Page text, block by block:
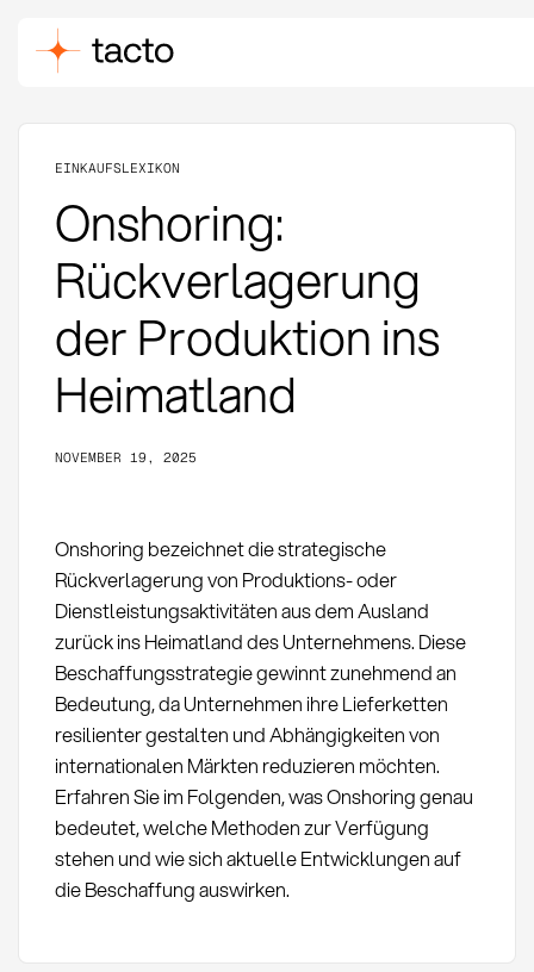
EINKAUFSLEXIKON
Onshoring:
Rückverlagerung
der Produktion ins
Heimatland
NOVEMBER 19, 2025
Onshoring bezeichnet die strategische
Rückverlagerung von Produktions- oder
Dienstleistungsaktivitäten aus dem Ausland
zurück ins Heimatland des Unternehmens. Diese
Beschaffungsstrategie gewinnt zunehmend an
Bedeutung, da Unternehmen ihre Lieferketten
resilienter gestalten und Abhängigkeiten von
internationalen Märkten reduzieren möchten.
Erfahren Sie im Folgenden, was Onshoring genau
bedeutet, welche Methoden zur Verfügung
stehen und wie sich aktuelle Entwicklungen auf
die Beschaffung auswirken.